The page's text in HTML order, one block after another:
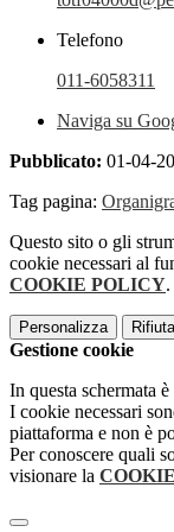
Telefono
011-6058311
Naviga su
Pubblicato: 01-04-
Tag pagina:
Questo sito o gli
cookie necessari al
COOKIE POLICY.
Personalizza
Gestione cookie
In questa schermata
I cookie necessari
piattaforma e non è
Per conoscere quali
visionare la